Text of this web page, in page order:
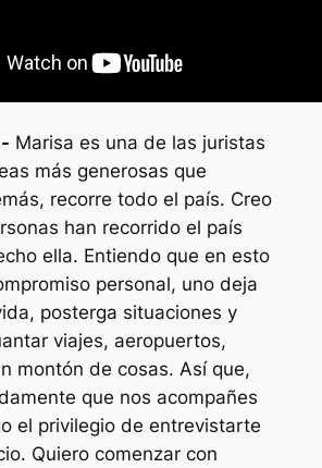
Marisa es una de las juristas
más generosas que
recorre todo el país. Creo
han recorrido el país
ella. Entiendo que en esto
personal, uno deja
posterga situaciones y
viajes, aeropuertos,
montón de cosas. Así que,
que nos acompañes
el privilegio de entrevistarte
Quiero comenzar con